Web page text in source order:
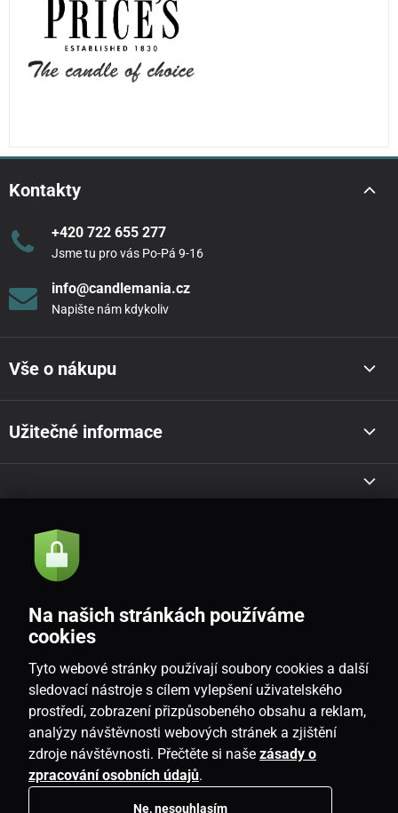
Kontakty
+420 722 655 277
Jsme tu pro vás Po-Pá 9-16
info@candlemania.cz
Napište nám kdykoliv
Vše o nákupu
Užitečné informace
Akce a novinky e-mailem
Souhlasím sezásadami zpracování osobních údajů
CZ
Na našich stránkách používáme
cookies
Tyto webové stránky používají soubory cookies a další
sledovací nástroje s cílem vylepšení uživatelského
prostředí, zobrazení přizpůsobeného obsahu a reklam,
analýzy návštěvnosti webových stránek a zjištění
zdroje návštěvnosti. Přečtěte si naše zásady o
zpracování osobních údajů.
Ne, nesouhlasím